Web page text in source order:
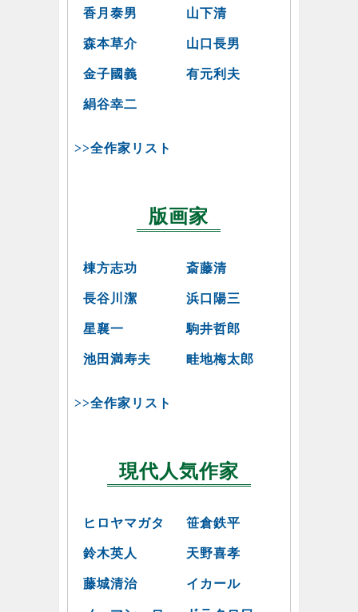
香月泰男 山下清
森本草介 山口長男
金子國義 有元利夫
絹谷幸二
>>全作家リスト
版画家
棟方志功 斎藤清
長谷川潔 浜口陽三
星襄一 駒井哲郎
池田満寿夫 畦地梅太郎
>>全作家リスト
現代人気作家
ヒロヤマガタ 笹倉鉄平
鈴木英人 天野喜孝
藤城清治 イカール